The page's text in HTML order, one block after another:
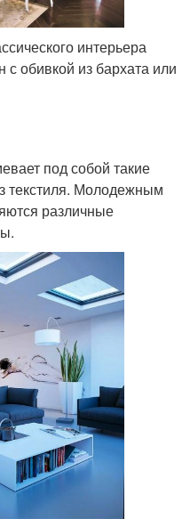
интерьера
обивкой из бархата или
под собой такие
текстиля. Молодежным
различные